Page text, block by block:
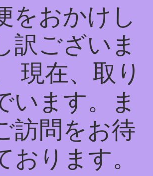
をおかけし
訳ございま
現在、取り
います。ま
訪問をお待
おります。